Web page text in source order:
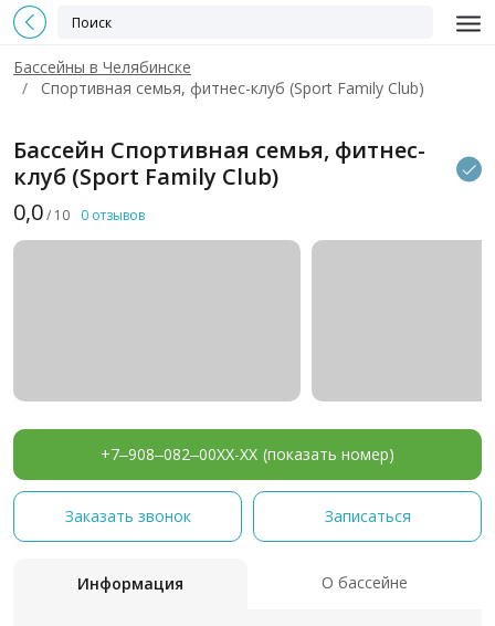
Бассейны в Челябинске
Спортивная семья, фитнес-клуб (Sport Family Club)
Бассейн Спортивная семья, фитнес-
клуб (Sport Family Club)
0,0/ 10 0 отзывов
+7‒908‒082‒00XX-XX (показать номер)
Заказать звонок Записаться
Информация О бассейне